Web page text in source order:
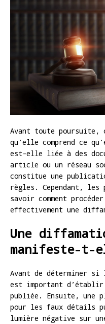
Avant toute poursuite,
qu’elle comprend ce
est-elle liée à des
article ou un réseau
constitue une
règles. Cependant, les
savoir comment
effectivement une
Une
manifeste-t-
Avant de déterminer
est important d’établir
publiée. Ensuite, une
pour les faux détails
lumière négative sur